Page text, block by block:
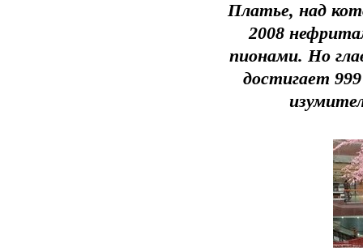
Платье, над
2008
пионами. Но
достигает